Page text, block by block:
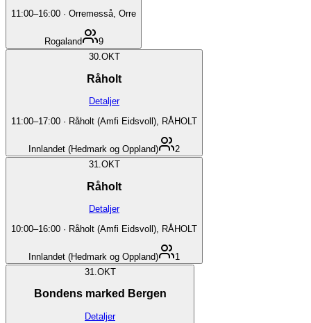
11:00–16:00 · Orremesså, Orre
Rogaland
9
30.OKT
Råholt
Detaljer
11:00–17:00 · Råholt (Amfi Eidsvoll), RÅHOLT
Innlandet (Hedmark og Oppland)
2
31.OKT
Råholt
Detaljer
10:00–16:00 · Råholt (Amfi Eidsvoll), RÅHOLT
Innlandet (Hedmark og Oppland)
1
31. OKT
Bondens marked Bergen
Detaljer